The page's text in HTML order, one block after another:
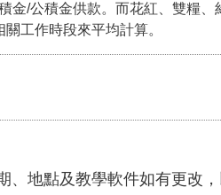
金/公積金供款。而花紅、雙糧、
工作時段來平均計算。
、地點及教學軟件如有更改